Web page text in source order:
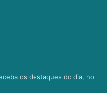
os destaques do dia, no